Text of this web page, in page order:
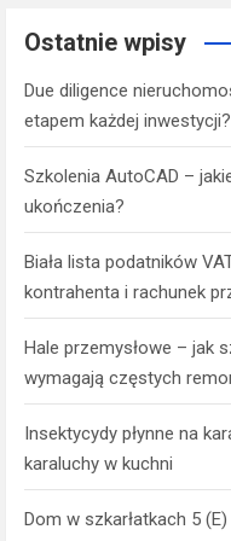
Ostatnie wpisy
Due diligence
etapem każdej inwestycji?
Szkolenia AutoCAD –
ukończenia?
Biała lista podatników
kontrahenta i rachunek
Hale przemysłowe – jak
wymagają częstych
Insektycydy płynne na
karaluchy w kuchni
Dom w szkarłatkach 5